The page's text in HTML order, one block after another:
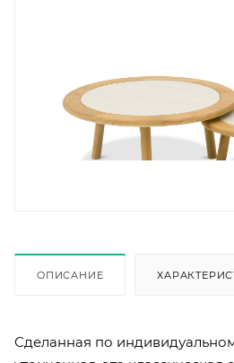
ОПИСАНИЕ
Сделанная по